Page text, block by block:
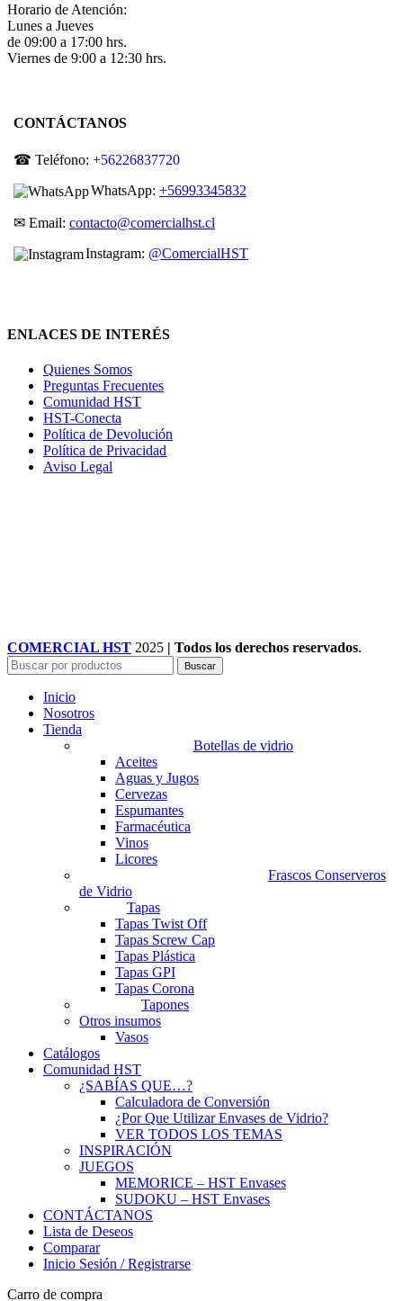
Horario de Atención:
Lunes a Jueves
de 09:00 a 17:00 hrs.
Viernes de 9:00 a 12:30 hrs.
CONTÁCTANOS
☎ Teléfono: +56226837720
WhatsApp: +56993345832
✉ Email: contacto@comercialhst.cl
Instagram: @ComercialHST
ENLACES DE INTERÉS
Quienes Somos
Preguntas Frecuentes
Comunidad HST
HST-Conecta
Política de Devolución
Política de Privacidad
Aviso Legal
COMERCIAL HST 2025 | Todos los derechos reservados.
Buscar
Inicio
Nosotros
Tienda
Botellas de vidrio
Aceites
Aguas y Jugos
Cervezas
Espumantes
Farmacéutica
Vinos
Licores
Frascos Conserveros
de Vidrio
Tapas
Tapas Twist Off
Tapas Screw Cap
Tapas Plástica
Tapas GPI
Tapas Corona
Tapones
Otros insumos
Vasos
Catálogos
Comunidad HST
¿SABÍAS QUE…?
Calculadora de Conversión
¿Por Que Utilizar Envases de Vidrio?
VER TODOS LOS TEMAS
INSPIRACIÓN
JUEGOS
MEMORICE – HST Envases
SUDOKU – HST Envases
CONTÁCTANOS
Lista de Deseos
Comparar
Inicio Sesión / Registrarse
Carro de compra